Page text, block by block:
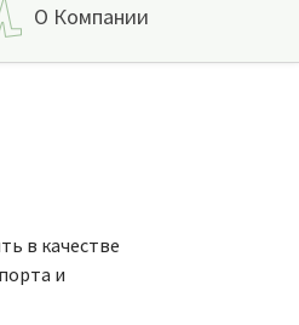
О Компании
в качестве
и